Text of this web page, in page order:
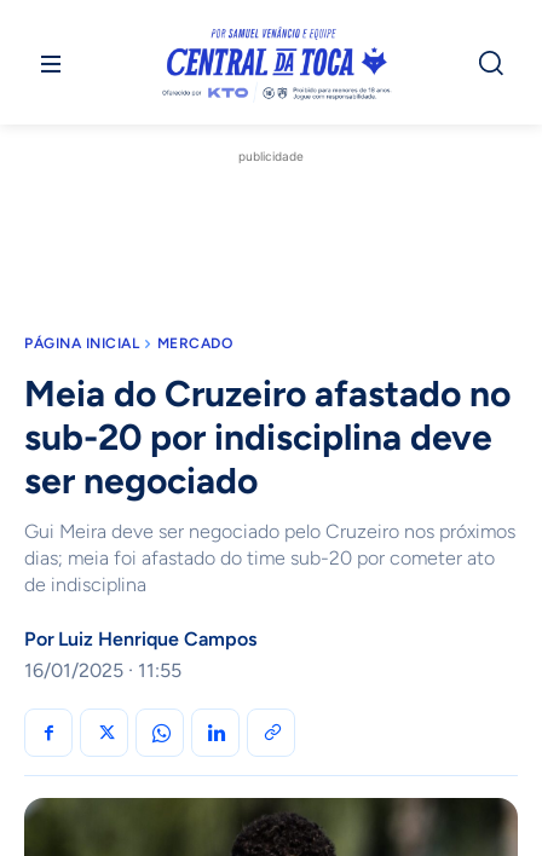
publicidade
PÁGINA INICIAL MERCADO
Meia do Cruzeiro afastado no
sub-20 por indisciplina deve
ser negociado
Gui Meira deve ser negociado pelo Cruzeiro nos próximos
dias; meia foi afastado do time sub-20 por cometer ato
de indisciplina
Por Luiz Henrique Campos
16/01/2025 · 11:55